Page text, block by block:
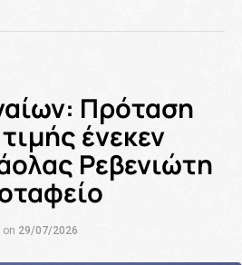
Πρόταση
ένεκεν
Ρεβενιώτη
on 29/07/2026